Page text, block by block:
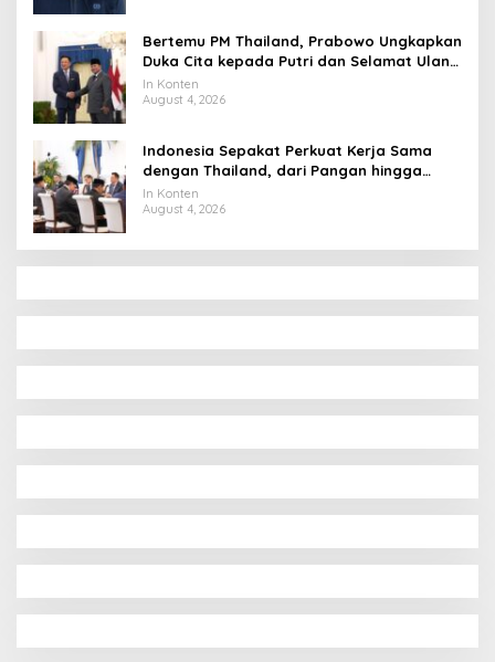
Bertemu PM Thailand, Prabowo Ungkapkan
Duka Cita kepada Putri dan Selamat Ulang
Tahun ke Raja Thailand
In Konten
August 4, 2026
Indonesia Sepakat Perkuat Kerja Sama
dengan Thailand, dari Pangan hingga
Ekonomi Digital
In Konten
August 4, 2026